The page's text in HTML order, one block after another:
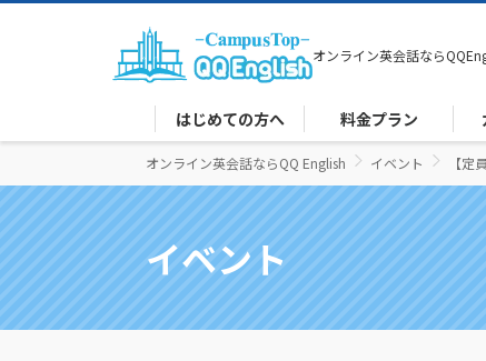
オンライン英会話なら
はじめての方へ 料金プラン
オンライン英会話ならQQ English イベント 【
イベント